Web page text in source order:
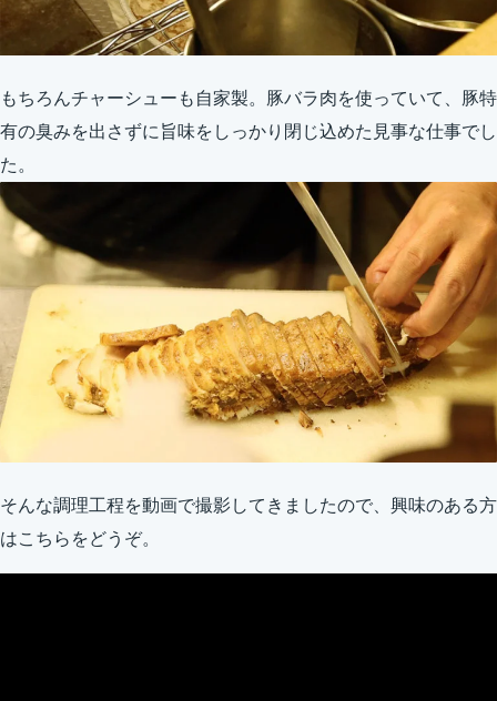
もちろんチャーシューも自家製。豚バラ肉を使っていて、豚特
有の臭みを出さずに旨味をしっかり閉じ込めた見事な仕事でし
た。
そんな調理工程を動画で撮影してきましたので、興味のある方
はこちらをどうぞ。